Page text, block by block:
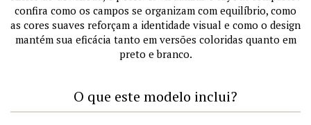
confira como os campos se organizam com equilíbrio, como
as cores suaves reforçam a identidade visual e como o design
mantém sua eficácia tanto em versões coloridas quanto em
preto e branco.
O que este modelo inclui?